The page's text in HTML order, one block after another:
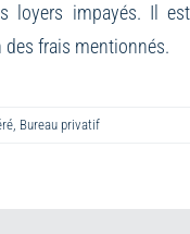
loyers impayés. Il est
frais mentionnés.
, Bureau privatif